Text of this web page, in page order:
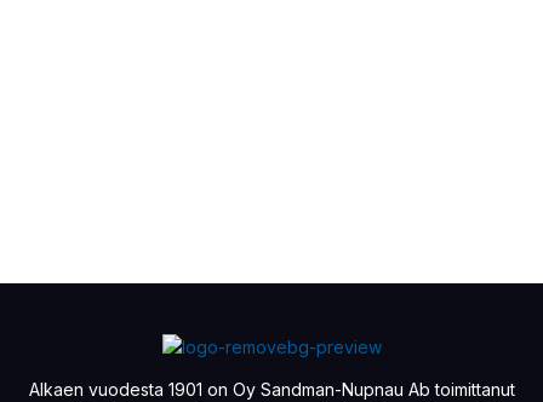
Alkaen vuodesta 1901 on Oy Sandman-Nupnau Ab toimittanut